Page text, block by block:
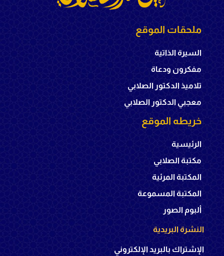
ملحقات الموقع
السيرة الذاتية
مفكرون ودعاة
تلاميذ الدكتور الصلابي
معجبي الدكتور الصلابي
خريطه الموقع
الرئيسية
مكتبة الصلابي
المكتبة المرئية
المكتبة المسموعة
ألبوم الصور
النشرة البريدية
الإشتراك بالبريد الإلكتروني